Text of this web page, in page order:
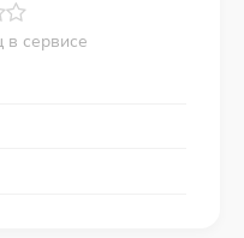
в сервисе